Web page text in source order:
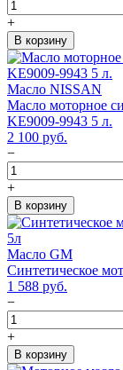
+
В корзину
Масло NISSAN
Масло моторное
KE9009-9943 5 л.
2 100 руб.
−
+
В корзину
Масло GM
Синтетическое
1 588 руб.
−
+
В корзину